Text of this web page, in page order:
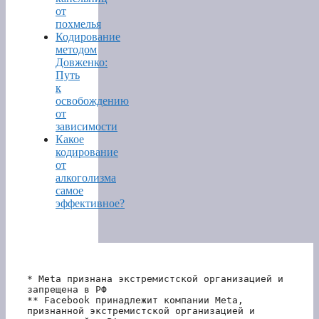
от
похмелья
Кодирование
методом
Довженко:
Путь
к
освобождению
от
зависимости
Какое
кодирование
от
алкоголизма
самое
эффективное?
* Meta признана экстремистской организацией и
запрещена в РФ
** Facebook принадлежит компании Meta,
признанной экстремистской организацией и